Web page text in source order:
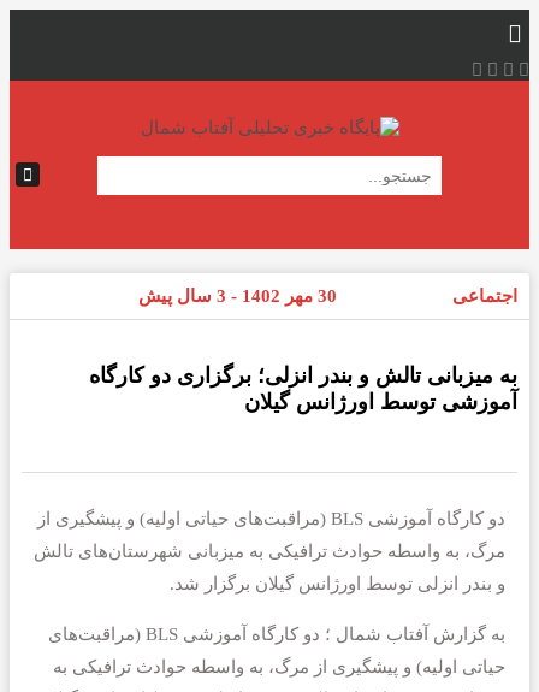
اجتماعی 30 مهر 1402 - 3 سال پیش
به میزبانی تالش و بندر انزلی؛ برگزاری دو کارگاه
آموزشی توسط اورژانس گیلان
دو کارگاه آموزشی BLS (مراقبت‌های حیاتی اولیه) و پیشگیری از
مرگ، به واسطه حوادث ترافیکی به میزبانی شهرستان‌های تالش
و بندر انزلی توسط اورژانس گیلان برگزار شد.
به گزارش آفتاب شمال ؛ دو کارگاه آموزشی BLS (مراقبت‌های
حیاتی اولیه) و پیشگیری از مرگ، به واسطه حوادث ترافیکی به